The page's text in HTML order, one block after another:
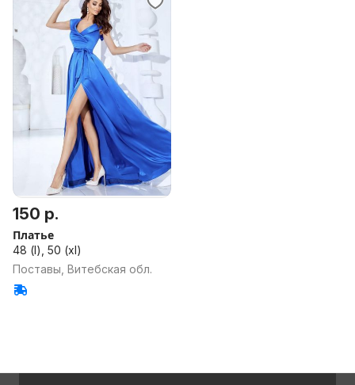
150 р.
Платье
48 (l), 50 (xl)
Поставы, Витебская обл.